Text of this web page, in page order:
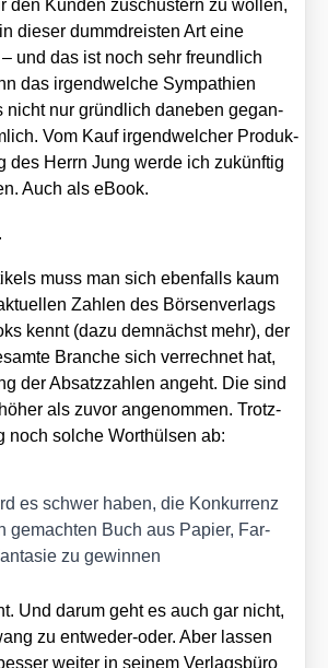
den Kun­den zuschus­tern zu wol­len,
die­ser dumm­dreis­ten Art eine
und das ist noch sehr freund­lich
das irgend­wel­che Sym­pa­thien
nicht nur gründ­lich dane­ben gegan­
Vom Kauf irgend­wel­cher Pro­duk­
des Herrn Jung wer­de ich zukünf­tig
Auch als eBook.
muss man sich eben­falls kaum
Zah­len des Bör­sen­ver­lags
kennt (dazu dem­nächst mehr), der
Bran­che sich ver­rech­net hat,
der Absatz­zah­len angeht. Die sind
als zuvor ange­nom­men. Trotz­
noch sol­che Wort­hül­sen ab:
es schwer haben, die Kon­kur­renz
gemach­ten Buch aus Papier, Far­
zu gewin­nen
Und dar­um geht es auch gar nicht,
zu ent­we­der-oder. Aber las­sen
wei­ter in sei­nem Ver­lags­bü­ro